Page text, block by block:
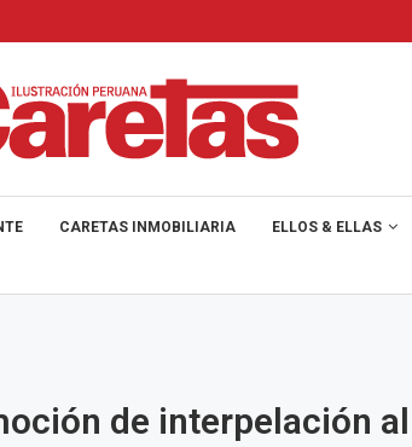
CARETAS INMOBILIARIA ELLOS & ELLAS
de interpelación al